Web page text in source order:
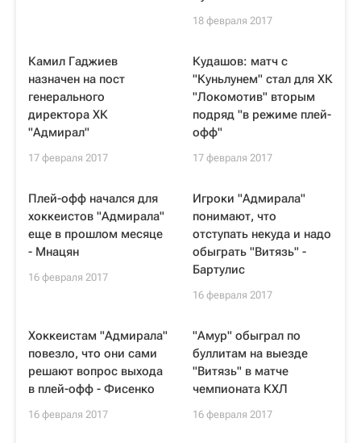
18 февраля 2017
Камил Гаджиев
назначен на пост
генерального
директора ХК
"Адмирал"
17 февраля 2017
Кудашов: матч с
"Куньлунем" стал для ХК
"Локомотив" вторым
подряд "в режиме плей-
офф"
17 февраля 2017
Плей-офф начался для
хоккеистов "Адмирала"
еще в прошлом месяце
- Мнацян
16 февраля 2017
Игроки "Адмирала"
понимают, что
отступать некуда и надо
обыграть "Витязь" -
Бартулис
16 февраля 2017
Хоккеистам "Адмирала"
повезло, что они сами
решают вопрос выхода
в плей-офф - Фисенко
16 февраля 2017
"Амур" обыграл по
буллитам на выезде
"Витязь" в матче
чемпионата КХЛ
16 февраля 2017